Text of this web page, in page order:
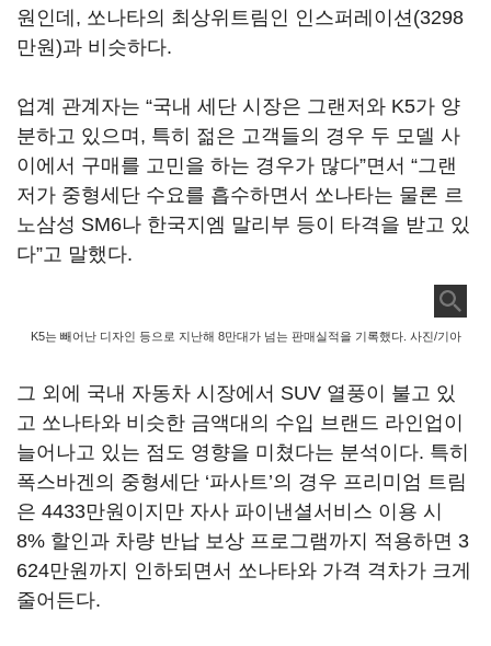
원인데, 쏘나타의 최상위트림인 인스퍼레이션(3298
만원)과 비슷하다.
업계 관계자는 “국내 세단 시장은 그랜저와 K5가 양
분하고 있으며, 특히 젊은 고객들의 경우 두 모델 사
이에서 구매를 고민을 하는 경우가 많다”면서 “그랜
저가 중형세단 수요를 흡수하면서 쏘나타는 물론 르
노삼성 SM6나 한국지엠 말리부 등이 타격을 받고 있
다”고 말했다.
K5는 빼어난 디자인 등으로 지난해 8만대가 넘는 판매실적을 기록했다. 사진/기아
그 외에 국내 자동차 시장에서 SUV 열풍이 불고 있
고 쏘나타와 비슷한 금액대의 수입 브랜드 라인업이
늘어나고 있는 점도 영향을 미쳤다는 분석이다. 특히
폭스바겐의 중형세단 ‘파사트’의 경우 프리미엄 트림
은 4433만원이지만 자사 파이낸셜서비스 이용 시
8% 할인과 차량 반납 보상 프로그램까지 적용하면 3
624만원까지 인하되면서 쏘나타와 가격 격차가 크게
줄어든다.